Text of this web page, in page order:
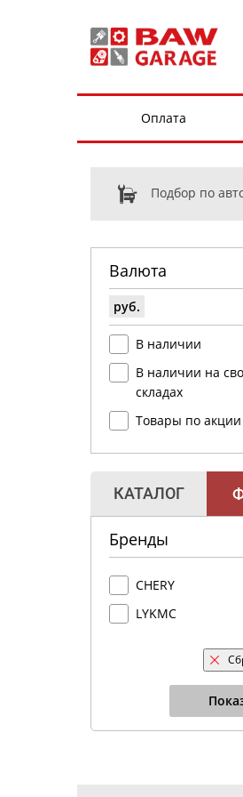
Оплата
Подбор по
Валюта
руб.
В наличии
В наличии на
складах
Товары по акции
КАТАЛОГ
Бренды
CHERY
LYKMC